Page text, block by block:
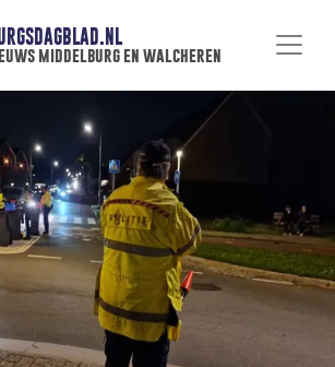
middelburg en walcheren